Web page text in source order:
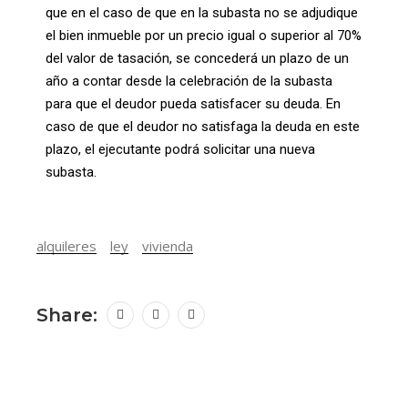
que en el caso de que en la subasta no se adjudique
el bien inmueble por un precio igual o superior al 70%
del valor de tasación, se concederá un plazo de un
año a contar desde la celebración de la subasta
para que el deudor pueda satisfacer su deuda. En
caso de que el deudor no satisfaga la deuda en este
plazo, el ejecutante podrá solicitar una nueva
subasta.
alquileres ley vivienda
Share: